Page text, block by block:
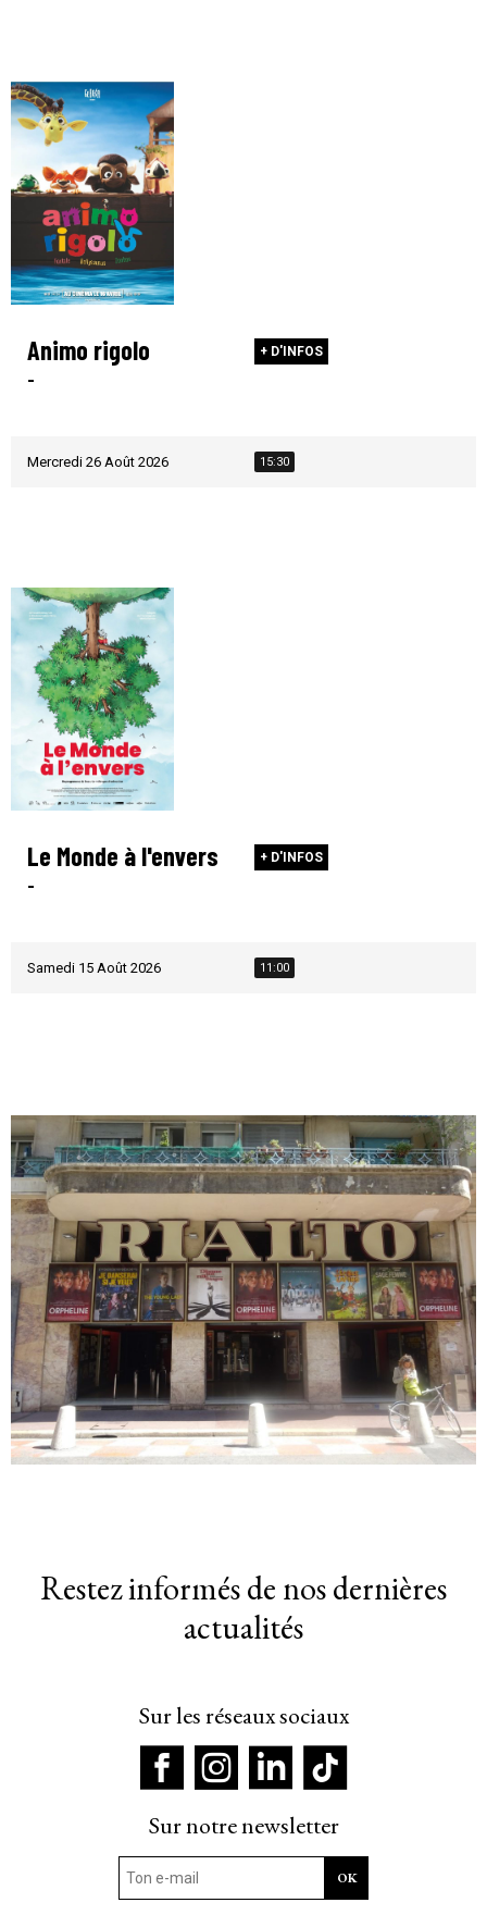
Animo rigolo
-
+ D'INFOS
Mercredi 26 Août 2026 15:30
Le Monde à l'envers
-
+ D'INFOS
Samedi 15 Août 2026 11:00
Restez informés de nos dernières
actualités
Sur les réseaux sociaux
Sur notre newsletter